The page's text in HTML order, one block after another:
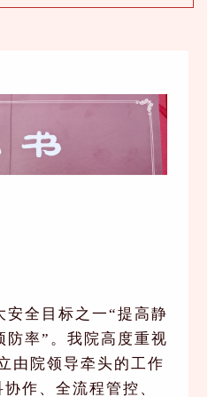
安全目标之一“提高静
防率”。我院高度重视
由院领导牵头的工作
作、全流程管控、